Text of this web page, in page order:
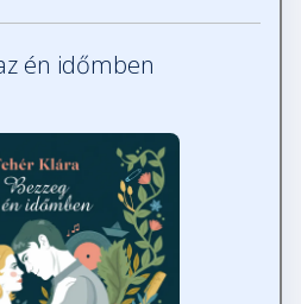
én időmben